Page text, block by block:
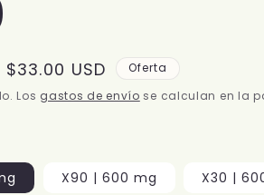
Precio
de
$33.00 USD
Oferta
Los gastos de envío se calculan en la
X90 | 600 mg X30 |